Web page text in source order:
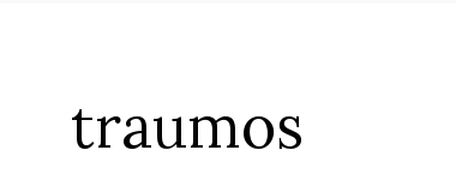
traumos